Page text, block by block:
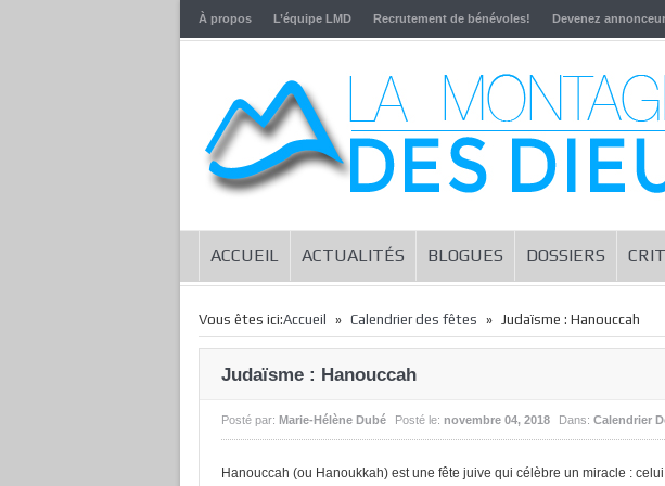
À propos L’équipe LMD Recrutement de bénévoles! Devenez annonceur
ACCUEIL ACTUALITÉS BLOGUES DOSSIERS
Vous êtes ici:Accueil » Calendrier des fêtes » Judaïsme : Hanouccah
Judaïsme : Hanouccah
Posté par: Marie-Hélène Dubé Posté le: novembre 04, 2018 Dans: Calendrier
Hanouccah (ou Hanoukkah) est une fête juive qui célèbre un miracle :